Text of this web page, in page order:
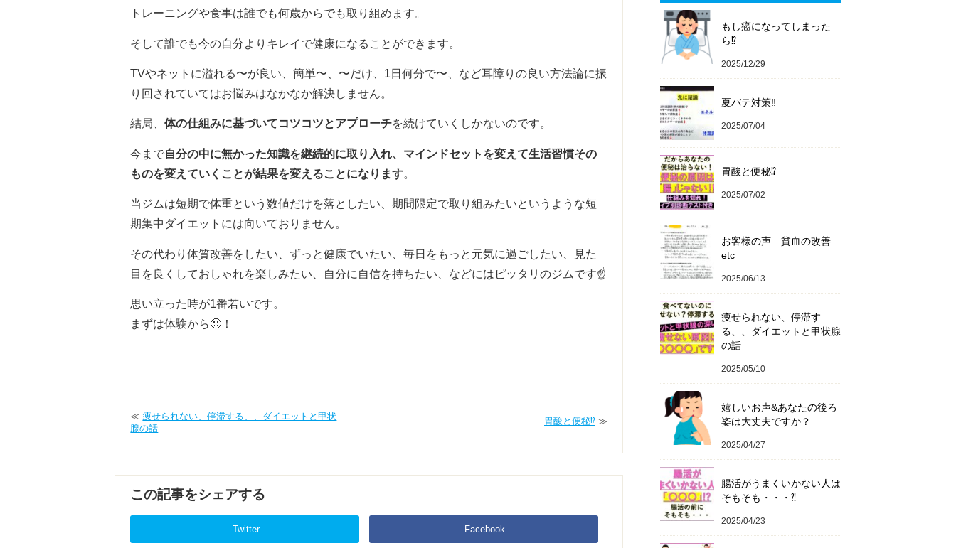
トレーニングや食事は誰でも何歳からでも取り組めます。
そして誰でも今の自分よりキレイで健康になることができます。
TVやネットに溢れる〜が良い、簡単〜、〜だけ、1日何分で〜、など耳障りの良い方法論に振
り回されていてはお悩みはなかなか解決しません。
結局、体の仕組みに基づいてコツコツとアプローチを続けていくしかないのです。
今まで自分の中に無かった知識を継続的に取り入れ、マインドセットを変えて生活習慣その
ものを変えていくことが結果を変えることになります。
当ジムは短期で体重という数値だけを落としたい、期間限定で取り組みたいというような短
期集中ダイエットには向いておりません。
その代わり体質改善をしたい、ずっと健康でいたい、毎日をもっと元気に過ごしたい、見た
目を良くしておしゃれを楽しみたい、自分に自信を持ちたい、などにはピッタリのジムです☝️
思い立った時が1番若いです。
まずは体験から🙂！
≪痩せられない、停滞する、、ダイエットと甲状
腺の話
胃酸と便秘⁉︎ ≫
この記事をシェアする
Twitter Facebook
もし癌になってしまった
ら⁉️
2025/12/29
夏バテ対策‼️
2025/07/04
胃酸と便秘⁉︎
2025/07/02
お客様の声 貧血の改善
etc
2025/06/13
痩せられない、停滞す
る、、ダイエットと甲状腺
の話
2025/05/10
嬉しいお声&あなたの後ろ
姿は大丈夫ですか？
2025/04/27
腸活がうまくいかない人は
そもそも・・・⁈
2025/04/23